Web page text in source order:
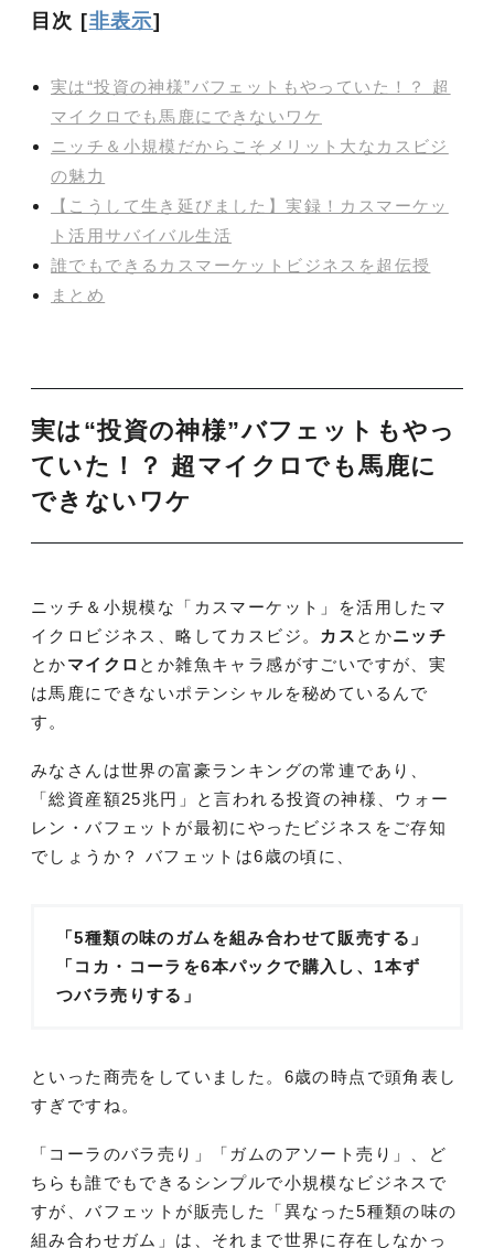
目次 [非表示]
実は“投資の神様”バフェットもやっていた！？ 超
マイクロでも馬鹿にできないワケ
ニッチ＆小規模だからこそメリット大なカスビジ
の魅力
【こうして生き延びました】実録！カスマーケッ
ト活用サバイバル生活
誰でもできるカスマーケットビジネスを超伝授
まとめ
実は“投資の神様”バフェットもやっ
ていた！？ 超マイクロでも馬鹿に
できないワケ
ニッチ＆小規模な「カスマーケット」を活用したマ
イクロビジネス、略してカスビジ。 カス とかニッチ
とかマイクロ とか雑魚キャラ感がすごいですが、実
は馬鹿にできないポテンシャルを秘めているんで
す。
みなさんは世界の富豪ランキングの常連であり、
「総資産額25兆円」と言われる投資の神様、ウォー
レン・バフェットが最初にやったビジネスをご存知
でしょうか？ バフェットは6歳の頃に、
「5種類の味のガムを組み合わせて販売する」
「コカ・コーラを6本パックで購入し、1本ず
つバラ売りする」
といった商売をしていました。6歳の時点で頭角表し
すぎですね。
「コーラのバラ売り」「ガムのアソート売り」、ど
ちらも誰でもできるシンプルで小規模なビジネスで
すが、バフェットが販売した「異なった5種類の味の
組み合わせガム」は、それまで世界に存在しなかっ